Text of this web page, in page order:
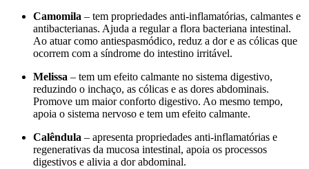
Camomila – tem propriedades anti-inflamatórias, calmantes e
antibacterianas. Ajuda a regular a flora bacteriana intestinal.
Ao atuar como antiespasmódico, reduz a dor e as cólicas que
ocorrem com a síndrome do intestino irritável.
Melissa – tem um efeito calmante no sistema digestivo,
reduzindo o inchaço, as cólicas e as dores abdominais.
Promove um maior conforto digestivo. Ao mesmo tempo,
apoia o sistema nervoso e tem um efeito calmante.
Calêndula – apresenta propriedades anti-inflamatórias e
regenerativas da mucosa intestinal, apoia os processos
digestivos e alivia a dor abdominal.